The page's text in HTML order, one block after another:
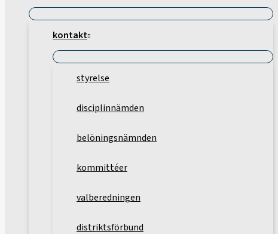
kontakt
styrelse
disciplinnämden
belöningsnämnden
kommittéer
valberedningen
distriktsförbund